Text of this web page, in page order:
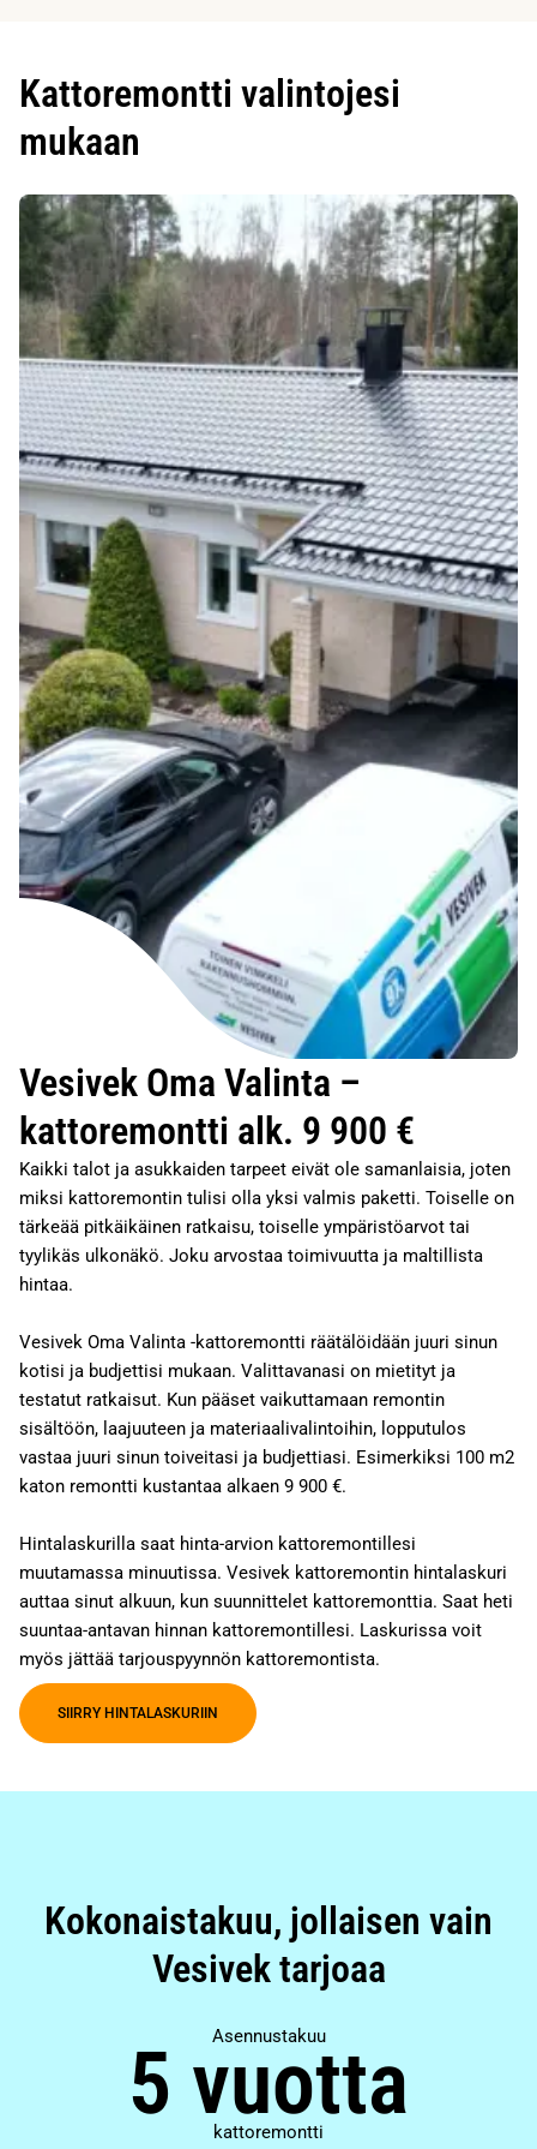
Kattoremontti valintojesi
mukaan
Vesivek Oma Valinta –
kattoremontti alk. 9 900 €
Kaikki talot ja asukkaiden tarpeet eivät ole samanlaisia, joten
miksi kattoremontin tulisi olla yksi valmis paketti. Toiselle on
tärkeää pitkäikäinen ratkaisu, toiselle ympäristöarvot tai
tyylikäs ulkonäkö. Joku arvostaa toimivuutta ja maltillista
hintaa.
Vesivek Oma Valinta -kattoremontti räätälöidään juuri sinun
kotisi ja budjettisi mukaan. Valittavanasi on mietityt ja
testatut ratkaisut. Kun pääset vaikuttamaan remontin
sisältöön, laajuuteen ja materiaalivalintoihin, lopputulos
vastaa juuri sinun toiveitasi ja budjettiasi. Esimerkiksi 100 m2
katon remontti kustantaa alkaen 9 900 €.
Hintalaskurilla saat hinta-arvion kattoremontillesi
muutamassa minuutissa. Vesivek kattoremontin hintalaskuri
auttaa sinut alkuun, kun suunnittelet kattoremonttia. Saat heti
suuntaa-antavan hinnan kattoremontillesi. Laskurissa voit
myös jättää tarjouspyynnön kattoremontista.
SIIRRY HINTALASKURIIN
Kokonaistakuu, jollaisen vain
Vesivek tarjoaa
Asennustakuu
5 vuotta
kattoremontti